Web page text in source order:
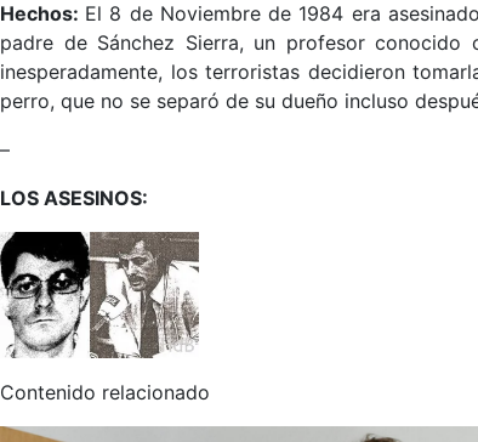
Hechos: El 8 de Noviembre de 1984 era
padre de Sánchez Sierra, un profesor
inesperadamente, los terroristas decidieron
perro, que no se separó de su dueño incluso
–
LOS ASESINOS:
Contenido relacionado